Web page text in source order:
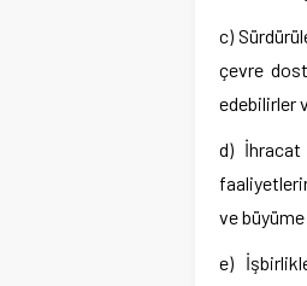
c)
çevre
edebilirler
d)
ve
e)